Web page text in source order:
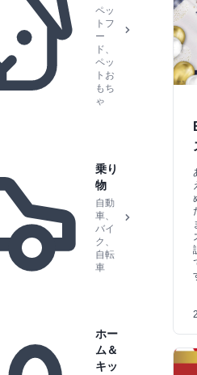
ペッ
トフ
ー
ド、
ペッ
トお
もち
ゃ
乗り
物
自動
車、
バイ
ク、
自転
車
ホー
ム＆
キッ